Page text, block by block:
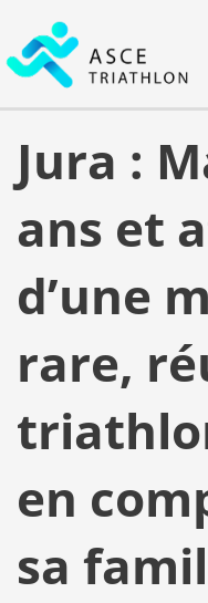
contenu
Jura :
ans et
d’une
rare,
en
sa